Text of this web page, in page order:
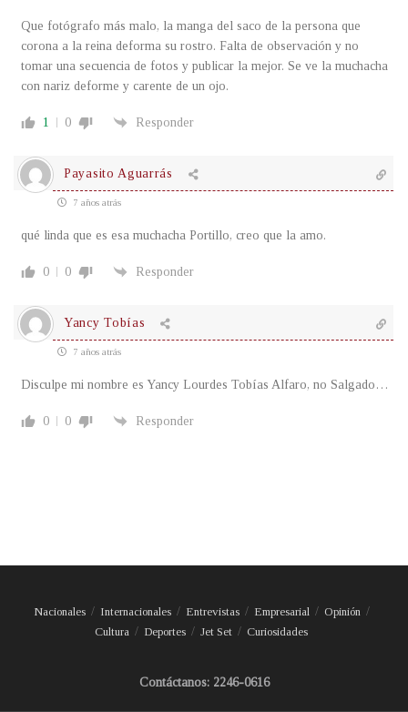
Que fotógrafo más malo, la manga del saco de la persona que
corona a la reina deforma su rostro. Falta de observación y no
tomar una secuencia de fotos y publicar la mejor. Se ve la muchacha
con nariz deforme y carente de un ojo.
1 0 Responder
Payasito Aguarrás
7 años atrás
qué linda que es esa muchacha Portillo, creo que la amo.
0 0 Responder
Yancy Tobías
7 años atrás
Disculpe mi nombre es Yancy Lourdes Tobías Alfaro, no Salgado…
0 0 Responder
Nacionales Internacionales Entrevistas Empresarial
Opinión
Cultura
Deportes Jet Set Curiosidades
Contáctanos: 2246-0616